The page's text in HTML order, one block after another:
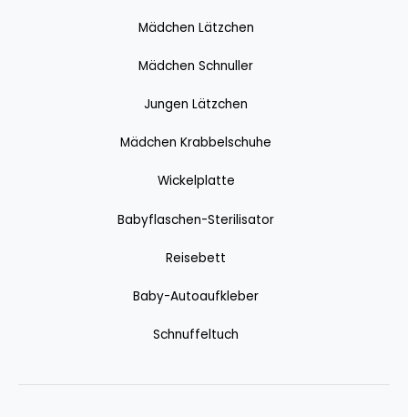
Mädchen Lätzchen
Mädchen Schnuller
Jungen Lätzchen
Mädchen Krabbelschuhe
Wickelplatte
Babyflaschen-Sterilisator
Reisebett
Baby-Autoaufkleber
Schnuffeltuch